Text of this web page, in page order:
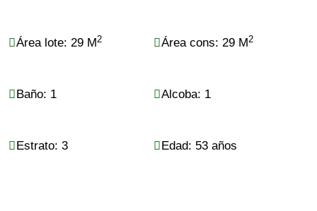
Área lote: 29 M2 Área cons: 29 M2
Baño: 1 Alcoba: 1
Estrato: 3 Edad: 53 años